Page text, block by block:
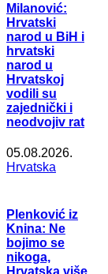
Milanović:
Hrvatski
narod u BiH i
hrvatski
narod u
Hrvatskoj
vodili su
zajednički i
neodvojiv rat
05.08.2026.
Hrvatska
Plenković iz
Knina: Ne
bojimo se
nikoga,
Hrvatska više